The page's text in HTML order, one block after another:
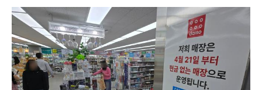
b
o
o
k
t
e
r
o
i